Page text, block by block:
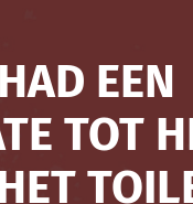
EEN
TOT